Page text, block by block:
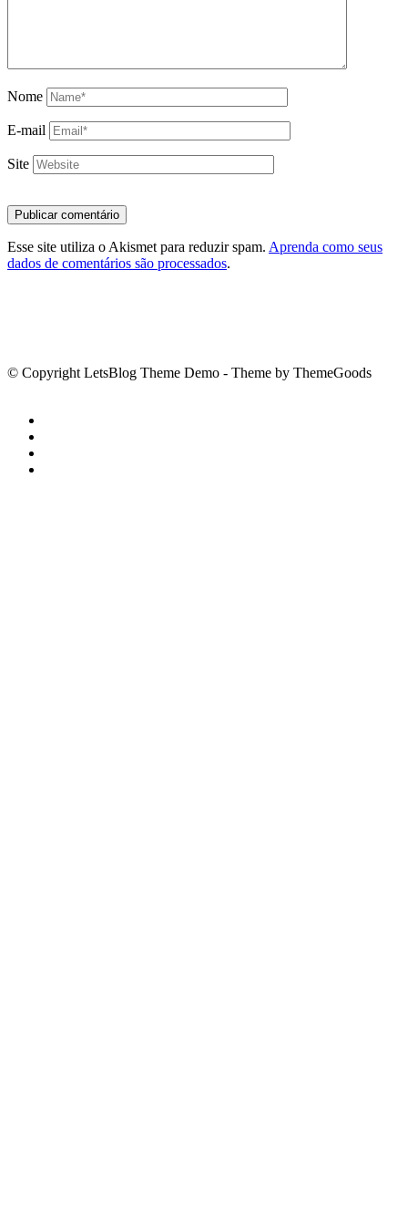
Nome
E-mail
Site
Esse site utiliza o Akismet para reduzir spam. Aprenda como seus
dados de comentários são processados.
© Copyright LetsBlog Theme Demo - Theme by ThemeGoods